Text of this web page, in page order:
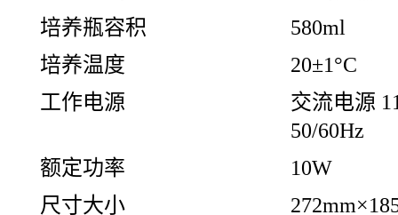
培养瓶容积
580ml
培养温度
20±1°C
工作电源
交流电源
50/60Hz
额定功率
10W
尺寸大小